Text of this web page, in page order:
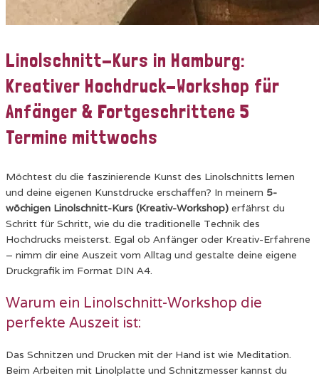
Linolschnitt-Kurs in Hamburg:
Kreativer Hochdruck-Workshop für
Anfänger & Fortgeschrittene 5
Termine mittwochs
Möchtest du die faszinierende Kunst des Linolschnitts lernen
und deine eigenen Kunstdrucke erschaffen? In meinem 5-
wöchigen Linolschnitt-Kurs (Kreativ-Workshop) erfährst du
Schritt für Schritt, wie du die traditionelle Technik des
Hochdrucks meisterst. Egal ob Anfänger oder Kreativ-Erfahrene
– nimm dir eine Auszeit vom Alltag und gestalte deine eigene
Druckgrafik im Format DIN A4.
Warum ein Linolschnitt-Workshop die
perfekte Auszeit ist:
Das Schnitzen und Drucken mit der Hand ist wie Meditation.
Beim Arbeiten mit Linolplatte und Schnitzmesser kannst du